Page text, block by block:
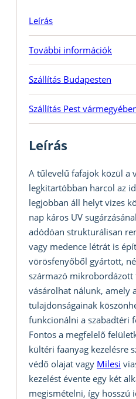
Leírás
További információk
Szállítás Budapesten
Szállítás Pest
Leírás
A tűlevelű fafajok közül a
legkitartóbban harcol az
legjobban áll helyt vizes
nap káros UV
adódóan strukturálisan
vagy medence létrát is
vörösfenyőből gyártott,
származó
vásárolhat nálunk, amely
tulajdonságainak
funkcionálni a szabadtéri
Fontos a megfelelő
kültéri faanyag kezelésre
védő olajat vagy Milesi
kezelést évente egy két
megismételni, így hosszú